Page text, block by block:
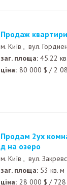
Продаж
м. Київ , вул.
заг. площа: 45.22
ціна: 80 000 $ /2
Продам 2ух комнатную квартиру Закревского 42А, ви
д на озеро
м. Київ , вул.
заг. площа: 53 кв. м
ціна: 28 000 $ /